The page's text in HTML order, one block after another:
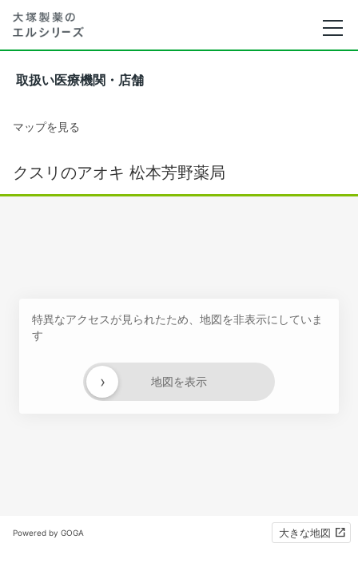
取扱い医療機関・店舗
マップを見る
クスリのアオキ 松本芳野薬局
特異なアクセスが見られたため、地図を非表示にしていま
す
地図を表示
›
Powered by GOGA 大きな地図